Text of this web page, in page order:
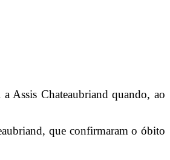
Assis Chateaubriand quando, ao
que confirmaram o óbito